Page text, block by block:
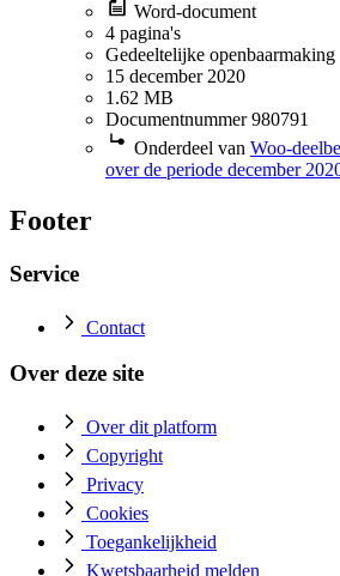
Word-document
4 pagina's
Gedeeltelijke openbaarmaking
15 december 2020
1.62 MB
Documentnummer 980791
Onderdeel van Woo-
over de periode december
Footer
Service
Contact
Over deze site
Over dit platform
Copyright
Privacy
Cookies
Toegankelijkheid
Kwetsbaarheid melden